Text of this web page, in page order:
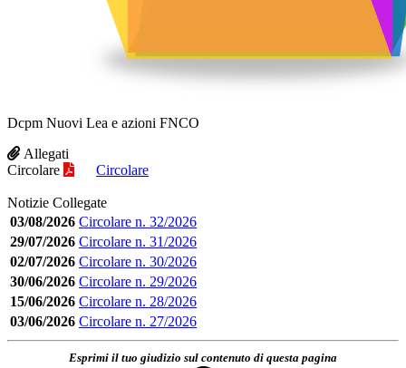
Dcpm Nuovi Lea e azioni FNCO
Allegati
Circolare
Circolare
Notizie Collegate
03/08/2026 Circolare n. 32/2026
29/07/2026 Circolare n. 31/2026
02/07/2026 Circolare n. 30/2026
30/06/2026 Circolare n. 29/2026
15/06/2026 Circolare n. 28/2026
03/06/2026 Circolare n. 27/2026
Esprimi il tuo giudizio sul contenuto di questa pagina